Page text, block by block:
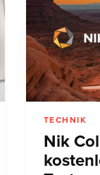
TECHNIK
Nik